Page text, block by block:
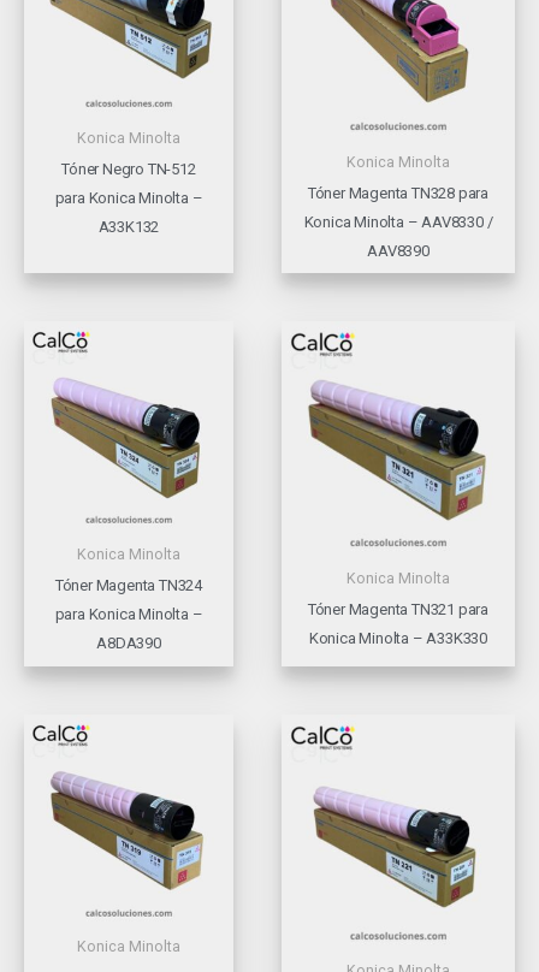
Konica Minolta
Tóner Negro TN-512
para Konica Minolta –
A33K132
Konica Minolta
Tóner Magenta TN328 para
Konica Minolta – AAV8330 /
AAV8390
Konica Minolta
Tóner Magenta TN324
para Konica Minolta –
A8DA390
Konica Minolta
Tóner Magenta TN321 para
Konica Minolta – A33K330
Konica Minolta